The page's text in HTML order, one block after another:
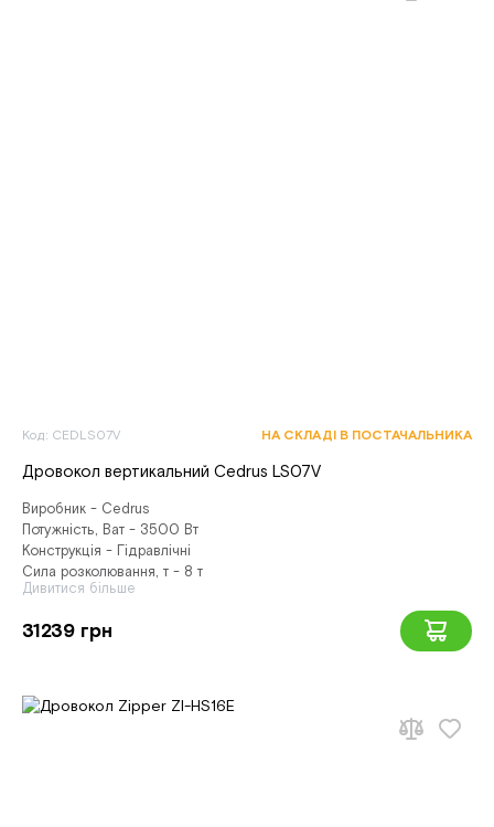
Код: CEDLS07V НА СКЛАДІ В ПОСТАЧАЛЬНИКА
Дровокол вертикальний Cedrus LS07V
Виробник - Cedrus
Потужність, Ват - 3500 Вт
Конструкція - Гідравлічні
Сила розколювання, т - 8 т
Дивитися більше
31239 грн